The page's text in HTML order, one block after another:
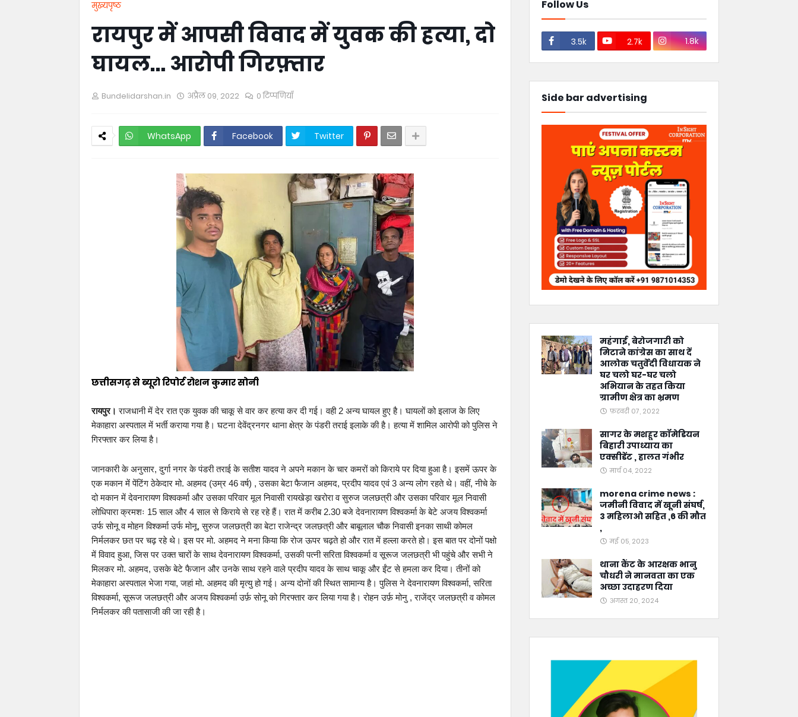
मुख्यपृष्ठ
रायपुर में आपसी विवाद में युवक की हत्या, दो
घायल… आरोपी गिरफ़्तार
Bundelidarshan.in अप्रैल 09, 2022 0 टिप्पणियाँ
WhatsApp Facebook Twitter
छत्तीसगढ़ से ब्यूरो रिपोर्ट रोशन कुमार सोनी
रायपुर। राजधानी में देर रात एक युवक की चाकू से वार कर हत्या कर दी गई। वही 2 अन्य घायल हुए है। घायलों को इलाज के लिए
मेकाहारा अस्पताल में भर्ती कराया गया है। घटना देवेंद्रनगर थाना क्षेत्र के पंडरी तराई इलाके की है। हत्या में शामिल आरोपी को पुलिस ने
गिरफ्तार कर लिया है।
जानकारी के अनुसार, दुर्गा नगर के पंडरी तराई के सतीश यादव ने अपने मकान के चार कमरों को किराये पर दिया हुआ है। इसमें ऊपर के
एक मकान में पेंटिंग ठेकेदार मो. अहमद (उम्र 46 वर्ष) , उसका बेटा फैजान अहमद, प्रदीप यादव एवं 3 अन्य लोग रहते थे। वहीं, नीचे के
दो मकान में देवनारायण विश्वकर्मा और उसका परिवार मूल निवासी रायखेड़ा खरोरा व सुरुज जलछत्री और उसका परिवार मूल निवासी
लोधिपारा क्रमशः 15 साल और 4 साल से किराये से रह रहे हैं। रात में करीब 2.30 बजे देवनारायण विश्वकर्मा के बेटे अजय विश्वकर्मा
उर्फ सोनू व मोहन विश्कर्मा उर्फ मोनू, सुरुज जलछत्री का बेटा राजेन्द्र जलछत्री और बाबूलाल चौक निवासी इनका साथी कोमल
निर्मलकर छत पर चढ़ रहे थे। इस पर मो. अहमद ने मना किया कि रोज ऊपर चढ़ते हो और रात में हल्ला करते हो। इस बात पर दोनों पक्षो
में विवाद हुआ, जिस पर उक्त चारों के साथ देवनारायण विश्वकर्मा, उसकी पत्नी सरिता विश्वकर्मा व सूरूज जलछत्री भी पहुंचे और सभी ने
मिलकर मो. अहमद, उसके बेटे फैजान और उनके साथ रहने वाले प्रदीप यादव के साथ चाकू और ईंट से हमला कर दिया। तीनों को
मेकाहारा अस्पताल भेजा गया, जहां मो. अहमद की मृत्यु हो गई। अन्य दोनों की स्थित सामान्य है। पुलिस ने देवनारायण विश्वकर्मा, सरिता
विश्वकर्मा, सूरूज जलछत्री और अजय विश्वकर्मा उर्फ़ सोनू को गिरफ्तार कर लिया गया है। रोहन उर्फ़ मोनु , राजेंद्र जलछत्री व कोमल
निर्मलकर की पतासाजी की जा रही है।
Follow Us
3.5k 2.7k 1.8k
Side bar advertising
महंगाई, बेरोजगारी को
मिटाने कांग्रेस का साथ दें
आलोक चतुर्वेदी विधायक ने
घर चलो घर-घर चलो
अभियान के तहत किया
ग्रामीण क्षेत्र का भ्रमण
फ़रवरी 07, 2022
सागर के मशहूर कॉमेडियन
बिहारी उपाध्याय का
एक्सीडेंट , हालत गंभीर
मार्च 04, 2022
morena crime news :
जमीनी विवाद में खूनी संघर्ष,
3 महिलाओ सहित ,6 की मौत
,
मई 05, 2023
थाना कैंट के आरक्षक भानु
चौधरी ने मानवता का एक
अच्छा उदाहरण दिया
अगस्त 20, 2024